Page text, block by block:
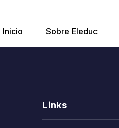
Inicio Sobre Eleduc
Links